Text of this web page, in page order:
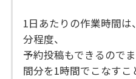
1日あたりの作業時間
分程度、
予約投稿もできるので
間分を1時間でこなすこ